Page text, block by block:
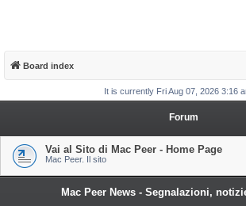
Board index
It is currently Fri Aug 07, 2026 3:16
Forum
Vai al Sito di Mac Peer - Home Page
Mac Peer. Il sito
Mac Peer News - Segnalazioni,